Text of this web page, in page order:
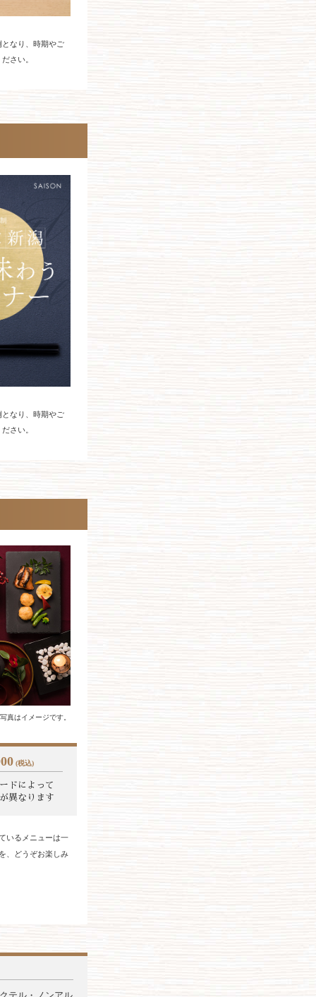
なり、時期やご
さい。
なり、時期やご
さい。
真はイメージです。
(税込)
ドによって
異なります
いるメニューは⼀
、どうぞお楽しみ